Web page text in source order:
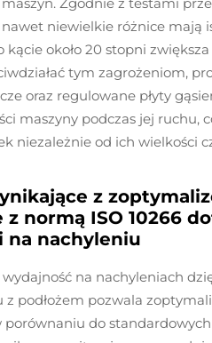
nawet niewielkie różnice mają
kącie około 20 stopni
tym zagrożeniom,
oraz regulowane płyty
maszyny podczas jej ruchu,
niezależnie od ich wielkości
z
normą ISO 10266
na nachyleniu
na nachyleniach
z podłożem pozwala
porównaniu do